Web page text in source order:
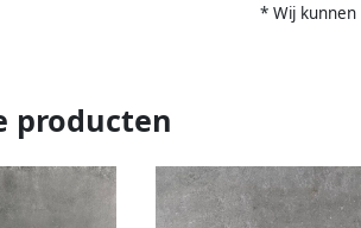
* Wij
producten